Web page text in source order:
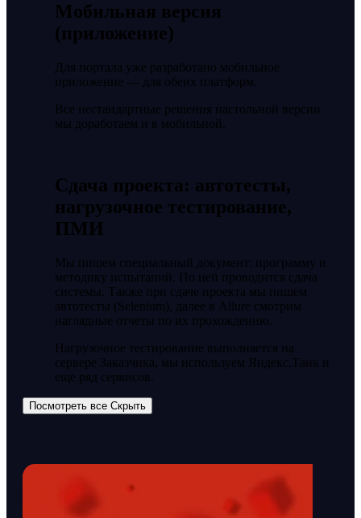
Мобильная версия
(приложение)
Для портала уже разработано мобильное
приложение — для обеих платформ.
Все нестандартные решения настольной версии
мы доработаем и в мобильной.
Сдача проекта: автотесты,
нагрузочное тестирование,
ПМИ
Мы пишем специальный документ: программу и
методику испытаний. По ней проводится сдача
системы. Также при сдаче проекта мы пишем
автотесты (Selenium), далее в Allure смотрим
наглядные отчеты по их прохождению.
Нагрузочное тестирование выполняется на
сервере Заказчика, мы используем Яндекс.Танк и
еще ряд сервисов.
Посмотреть все Скрыть